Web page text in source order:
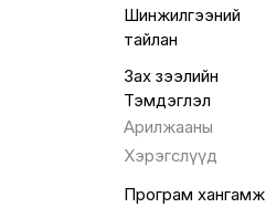
Шинжилгээний
тайлан
Зах зээлийн
Тэмдэглэл
Арилжааны
Хэрэгслүүд
Програм хангамж